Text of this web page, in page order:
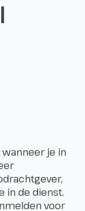
je in
in de dienst.
voor